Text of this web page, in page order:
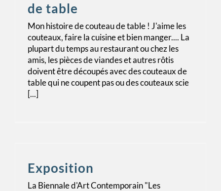
de table
Mon histoire de couteau de table ! J'aime les
couteaux, faire la cuisine et bien manger.... La
plupart du temps au restaurant ou chez les
amis, les pièces de viandes et autres rôtis
doivent être découpés avec des couteaux de
table qui ne coupent pas ou des couteaux scie
[...]
Exposition
La Biennale d'Art Contemporain "Les